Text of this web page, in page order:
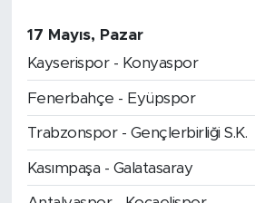
17 Mayıs, Pazar
Kayserispor - Konyaspor
Fenerbahçe - Eyüpspor
Trabzonspor - Gençlerbirliği S.K.
Kasımpaşa - Galatasaray